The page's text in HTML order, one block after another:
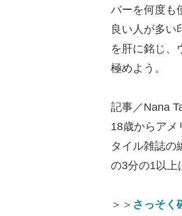
バーを何度も
良い人が多い
を肝に銘じ、
極めよう。
記事／Nana
18歳からアメ
タイル雑誌の
の3分の1以上
＞＞ さっそく